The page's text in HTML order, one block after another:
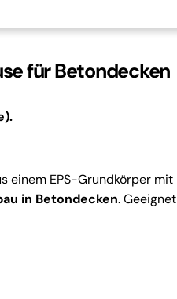
für Betondecken
einem EPS-Grundkörper mit
in Betondecken. Geeignet